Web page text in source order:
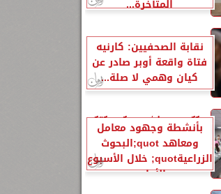
المتأخرة...
نقابة الصحفيين: كارنيه
فتاة واقعة أوبر صادر عن
كيان وهمي لا صلة...
الزراعةquot; تنشر تقريرًا
بأنشطة وجهود معامل
ومعاهد quot;البحوث
الزراعيةquot; خلال الأسبوع
الأول...